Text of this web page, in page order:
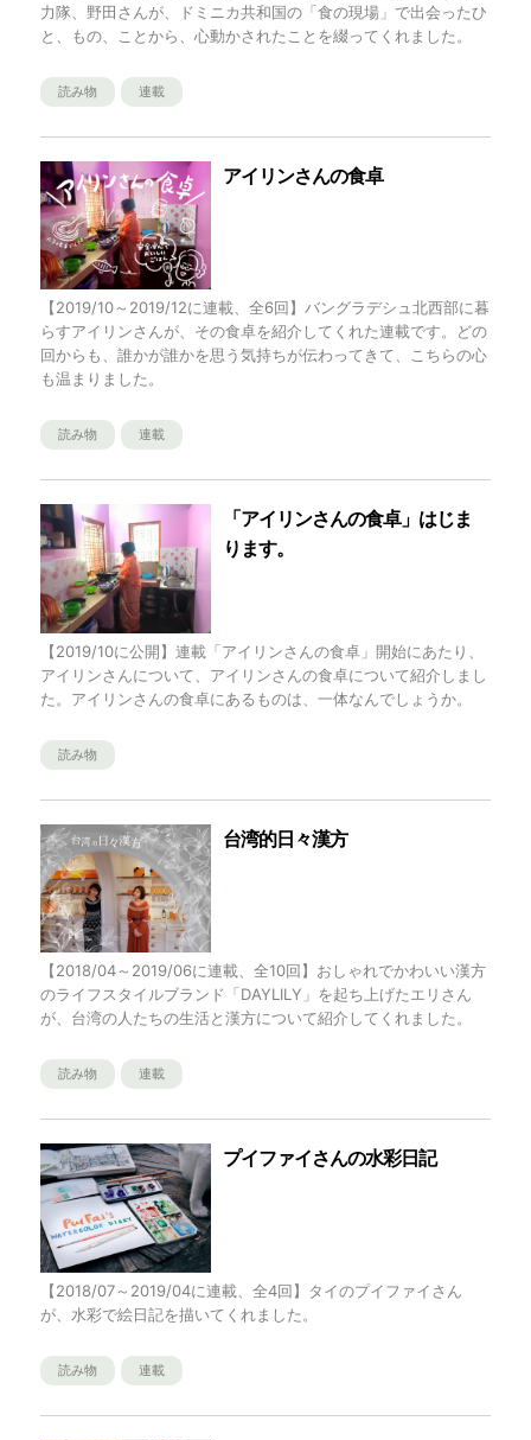
力隊、野田さんが、ドミニカ共和国の「食の現場」で出会ったひ
と、もの、ことから、心動かされたことを綴ってくれました。
読み物 連載
アイリンさんの食卓
【2019/10～2019/12に連載、全6回】バングラデシュ北西部に暮
らすアイリンさんが、その食卓を紹介してくれた連載です。どの
回からも、誰かが誰かを思う気持ちが伝わってきて、こちらの心
も温まりました。
読み物 連載
「アイリンさんの食卓」はじま
ります。
【2019/10に公開】連載「アイリンさんの食卓」開始にあたり、
アイリンさんについて、アイリンさんの食卓について紹介しまし
た。アイリンさんの食卓にあるものは、一体なんでしょうか。
読み物
台湾的日々漢方
【2018/04～2019/06に連載、全10回】おしゃれでかわいい漢方
のライフスタイルブランド「DAYLILY」を起ち上げたエリさん
が、台湾の人たちの生活と漢方について紹介してくれました。
読み物 連載
プイファイさんの水彩日記
【2018/07～2019/04に連載、全4回】タイのプイファイさん
が、水彩で絵日記を描いてくれました。
読み物 連載